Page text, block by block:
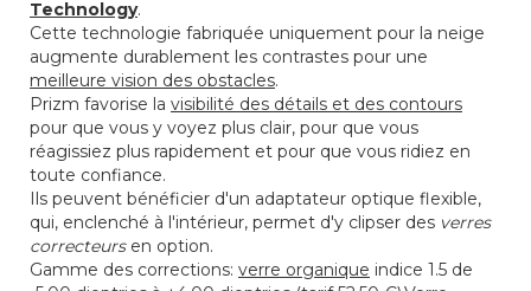
Technology.
Cette technologie fabriquée uniquement pour la neige
augmente durablement les contrastes pour une
meilleure vision des obstacles.
Prizm favorise la visibilité des détails et des contours
pour que vous y voyez plus clair, pour que vous
réagissiez plus rapidement et pour que vous ridiez en
toute confiance.
Ils peuvent bénéficier d'un adaptateur optique flexible,
qui, enclenché à l'intérieur, permet d'y clipser des verres
correcteursen option.
Gamme des corrections: verre organique indice 1.5 de